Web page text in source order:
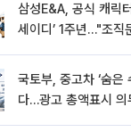
삼성E&A, 공식 캐릭터
세이디’ 1주년…"조직
국토부, 중고차 ‘숨은
다…광고 총액표시 의